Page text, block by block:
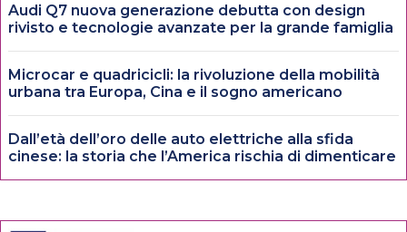
Audi Q7 nuova generazione debutta con design
rivisto e tecnologie avanzate per la grande famiglia
Microcar e quadricicli: la rivoluzione della mobilità
urbana tra Europa, Cina e il sogno americano
Dall’età dell’oro delle auto elettriche alla sfida
cinese: la storia che l’America rischia di dimenticare